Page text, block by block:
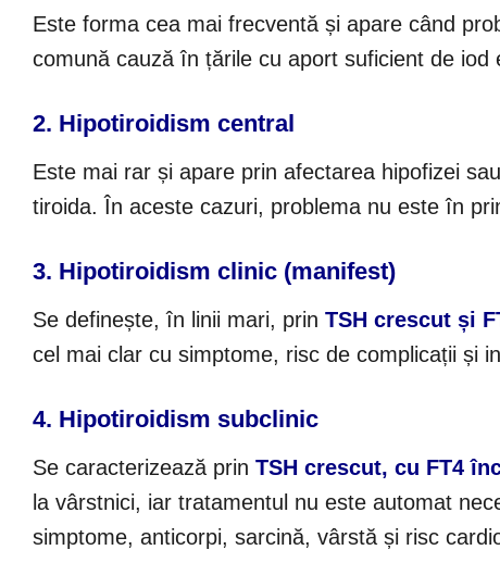
Este forma cea mai frecventă și apare când
comună cauză în țările cu aport suficient de iod
2. Hipotiroidism central
Este mai rar și apare prin afectarea hipofizei
tiroida. În aceste cazuri, problema nu este în
3. Hipotiroidism clinic (manifest)
Se definește, în linii mari, prin TSH crescut și
cel mai clar cu simptome, risc de complicații și
4. Hipotiroidism subclinic
Se caracterizează prin TSH crescut, cu FT4
la vârstnici, iar tratamentul nu este automat
simptome, anticorpi, sarcină, vârstă și risc